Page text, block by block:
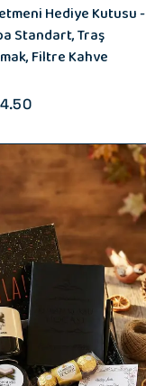
Hediye Kutusu -
Standart, Traş
Filtre Kahve